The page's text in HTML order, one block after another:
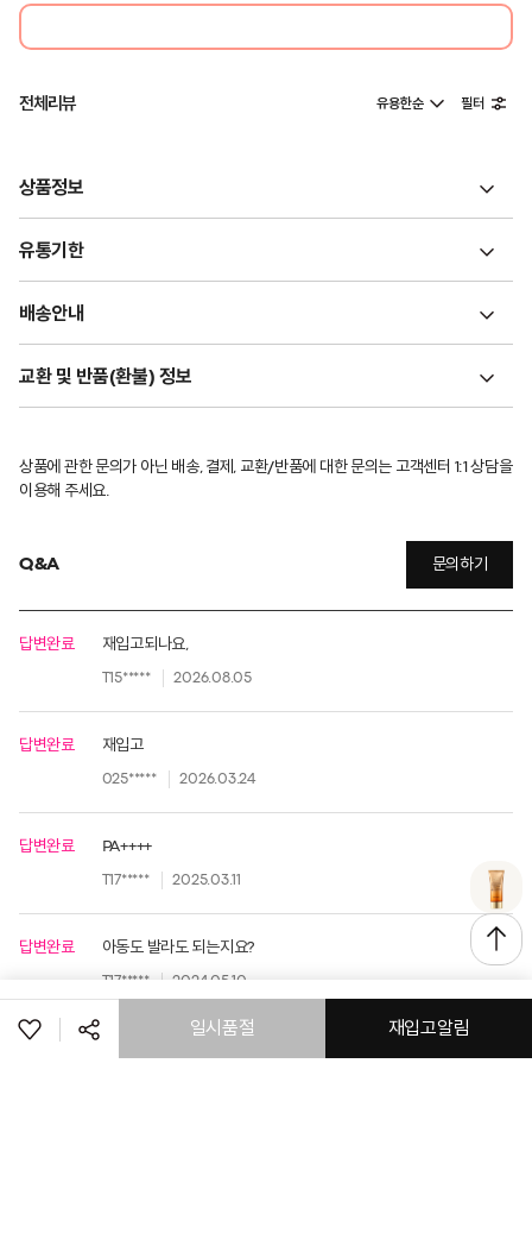
일시품절 재입고알림
전체리뷰 유용한순 필터
상품정보
유통기한
배송안내
교환 및 반품(환불) 정보
상품에 관한 문의가 아닌 배송, 결제, 교환/반품에 대한 문의는 고객센터 1:1 상담을
이용해 주세요.
Q&A 문의하기
답변완료 재입고되나요,
T15***** 2026.08.05
답변완료 재입고
025***** 2026.03.24
답변완료 PA++++
T17***** 2025.03.11
답변완료 아동도 발라도 되는지요?
T17***** 2024.05.10